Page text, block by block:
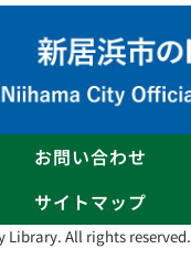
お問い合わせ
サイトマップ
Library. All rights reserved.